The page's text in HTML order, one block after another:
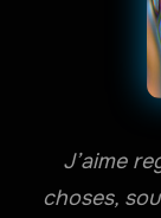
J’aime
choses,